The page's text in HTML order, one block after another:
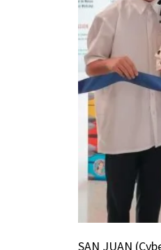
SAN JUAN